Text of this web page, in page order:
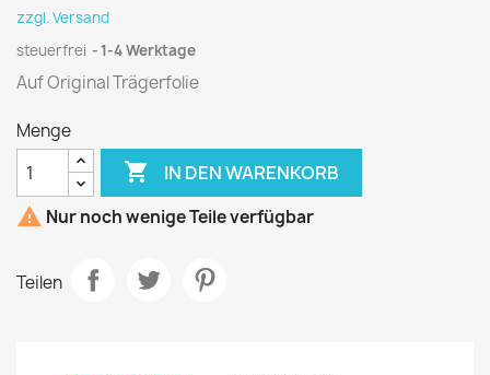
zzgl. Versand
steuerfrei
1-4 Werktage
Auf Original Trägerfolie
Menge
 IN DEN WARENKORB
 Nur noch wenige Teile verfügbar
Teilen